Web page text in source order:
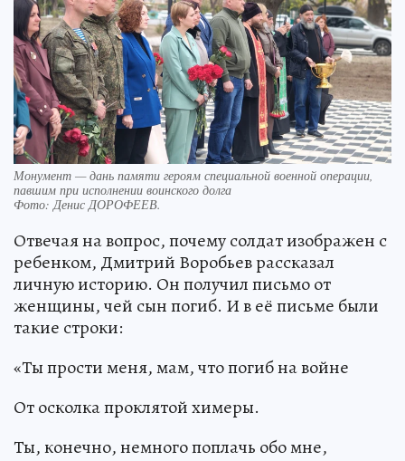
Монумент — дань памяти героям специальной военной операции,
павшим при исполнении воинского долга
Фото:Денис ДОРОФЕЕВ.
Отвечая на вопрос, почему солдат изображен с
ребенком, Дмитрий Воробьев рассказал
личную историю. Он получил письмо от
женщины, чей сын погиб. И в её письме были
такие строки:
«Ты прости меня, мам, что погиб на войне
От осколка проклятой химеры.
Ты, конечно, немного поплачь обо мне,